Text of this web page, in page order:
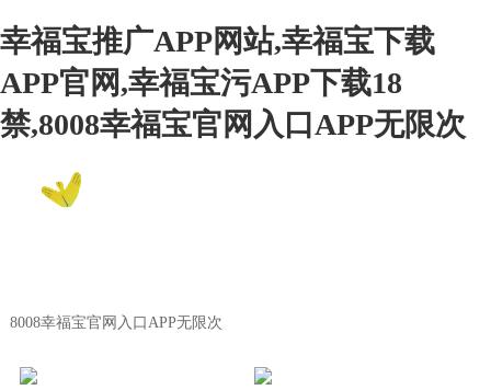
幸福宝推广APP网站,幸福宝下载
APP官网,幸福宝污APP下载18
禁,8008幸福宝官网入口APP无限次
8008幸福宝官网入口APP无限次